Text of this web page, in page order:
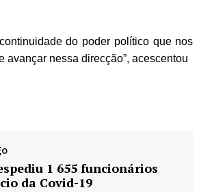
do poder político que nos
nessa direcção”, acescentou
1 655 funcionários
da Covid-19